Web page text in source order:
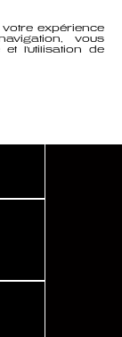
expérience
vous
et l'utilisation de